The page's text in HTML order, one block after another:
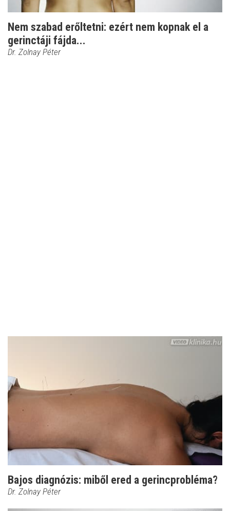
Nem szabad erőltetni: ezért nem kopnak el a
gerinctáji fájda...
Dr. Zolnay Péter
Bajos diagnózis: miből ered a gerincprobléma?
Dr. Zolnay Péter